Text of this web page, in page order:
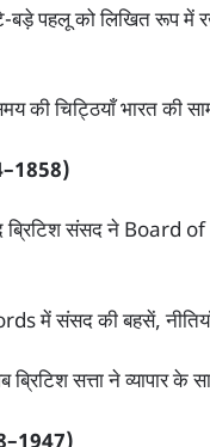
बड़े पहलू को लिखित रूप में
चिट्ठियाँ भारत की
संसद ने Board of
में संसद की बहसें,
ब्रिटिश सत्ता ने व्यापार